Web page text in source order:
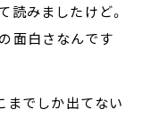
読みましたけど。
面白さなんです
までしか出てない